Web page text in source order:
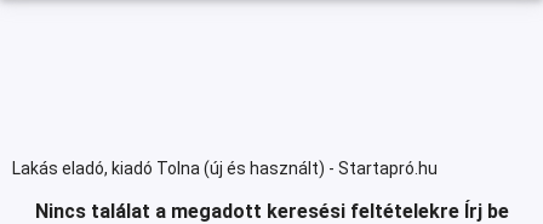
Lakás eladó, kiadó Tolna (új és használt) - Startapró.hu
Nincs találat a megadott keresési feltételekre Írj be